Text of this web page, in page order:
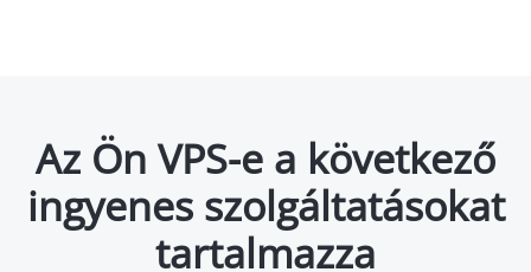
Az Ön VPS-e a következő
ingyenes szolgáltatásokat
tartalmazza